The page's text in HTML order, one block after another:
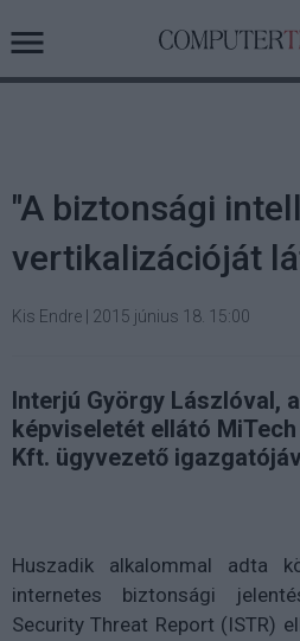
"A biztonsági
vertikalizációját
Kis Endre 2015 június 18. 15:00
Interjú György Lászlóval,
képviseletét ellátó
Kft. ügyvezető
Huszadik alkalommal adta
internetes biztonsági
Security Threat Report (ISTR)